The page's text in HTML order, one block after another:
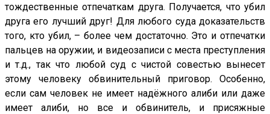
тождественные отпечаткам друга. Получается, что убил
друга его лучший друг! Для любого суда доказательств
того, кто убил, – более чем достаточно. Это и отпечатки
пальцев на оружии, и видеозаписи с места преступления
и т.д., так что любой суд с чистой совестью вынесет
этому человеку обвинительный приговор. Особенно,
если сам человек не имеет надёжного алиби или даже
имеет алиби, но все и обвинитель, и присяжные